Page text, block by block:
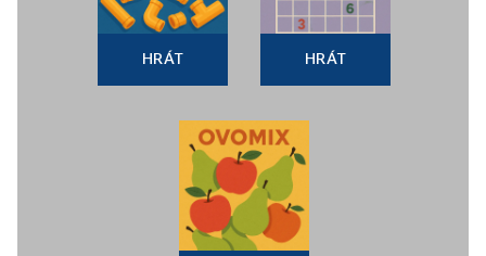
HRÁT HRÁT